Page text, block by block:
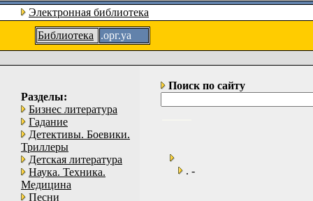
Электронная библиотека
Библиотека
.орг.уа
Разделы:
Бизнес литература
Гадание
Детективы. Боевики.
Триллеры
Детская литература
Наука. Техника.
Медицина
Песни
Поиск по сайту
. -